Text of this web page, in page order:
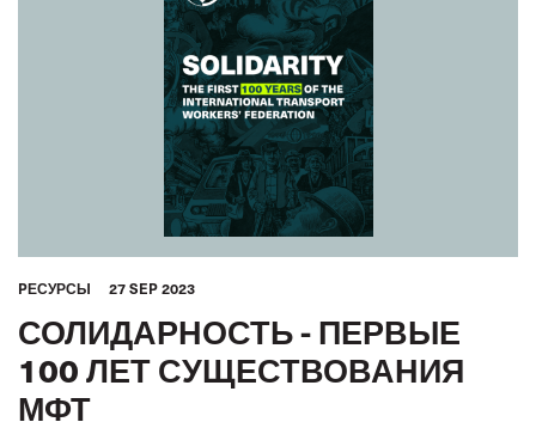
PЕСУРСЫ 27 SEP 2023
СОЛИДАРНОСТЬ - ПЕРВЫЕ
100 ЛЕТ СУЩЕСТВОВАНИЯ
МФТ